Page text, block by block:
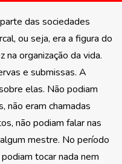
das sociedades
ou seja, era a figura do
organização da vida.
e submissas. A
elas. Não podiam
não eram chamadas
não podiam falar nas
mestre. No período
tocar nada nem